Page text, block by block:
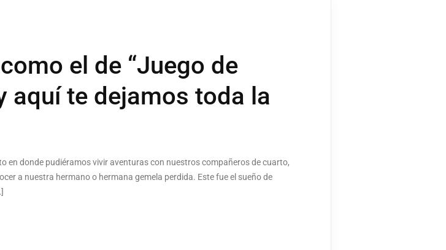
el de “Juego de
aquí te dejamos toda la
en donde pudiéramos vivir aventuras con nuestros compañeros de cuarto,
a nuestra hermano o hermana gemela perdida. Este fue el sueño de